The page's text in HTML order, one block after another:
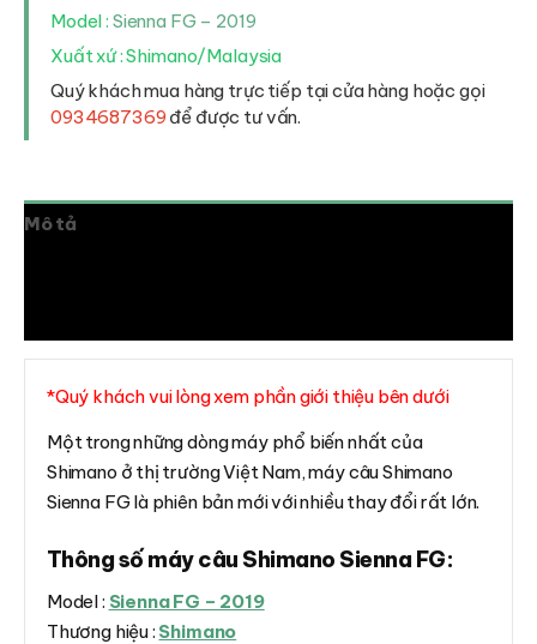
Model : Sienna FG – 2019
Xuất xứ : Shimano/Malaysia
Quý khách mua hàng trực tiếp tại cửa hàng hoặc gọi
0934687369 để được tư vấn.
Mô tả
*Quý khách vui lòng xem phần giới thiệu bên dưới
Một trong những dòng máy phổ biến nhất của
Shimano ở thị trường Việt Nam, máy câu Shimano
Sienna FG là phiên bản mới với nhiều thay đổi rất lớn.
Thông số máy câu Shimano Sienna FG:
Model : Sienna FG – 2019
Thương hiệu : Shimano